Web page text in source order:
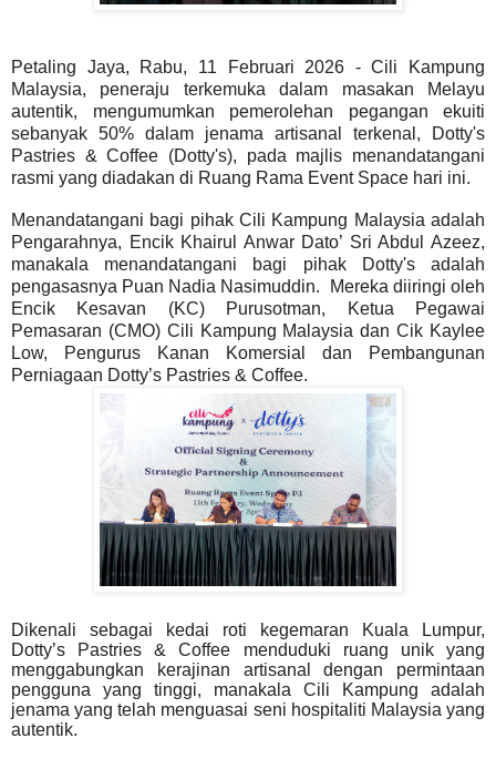
Petaling Jaya, Rabu, 11 Februari 2026 - Cili Kampung
Malaysia, peneraju terkemuka dalam masakan Melayu
autentik, mengumumkan pemerolehan pegangan ekuiti
sebanyak 50% dalam jenama artisanal terkenal, Dotty's
Pastries & Coffee (Dotty's), pada majlis menandatangani
rasmi yang diadakan di Ruang Rama Event Space hari ini.
Menandatangani bagi pihak Cili Kampung Malaysia adalah
Pengarahnya, Encik Khairul Anwar Dato’ Sri Abdul Azeez,
manakala menandatangani bagi pihak Dotty's adalah
pengasasnya Puan Nadia Nasimuddin. Mereka diiringi oleh
Encik Kesavan (KC) Purusotman, Ketua Pegawai
Pemasaran (CMO) Cili Kampung Malaysia dan Cik Kaylee
Low, Pengurus Kanan Komersial dan Pembangunan
Perniagaan Dotty’s Pastries & Coffee.
Dikenali sebagai kedai roti kegemaran Kuala Lumpur,
Dotty’s Pastries & Coffee menduduki ruang unik yang
menggabungkan kerajinan artisanal dengan permintaan
pengguna yang tinggi, manakala Cili Kampung adalah
jenama yang telah menguasai seni hospitaliti Malaysia yang
autentik.